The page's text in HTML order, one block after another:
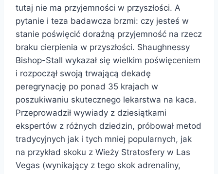
tutaj nie ma przyjemności w przyszłości. A
pytanie i teza badawcza brzmi: czy jesteś w
stanie poświęcić doraźną przyjemność na rzecz
braku cierpienia w przyszłości. Shaughnessy
Bishop-Stall wykazał się wielkim poświęceniem
i rozpoczął swoją trwającą dekadę
peregrynację po ponad 35 krajach w
poszukiwaniu skutecznego lekarstwa na kaca.
Przeprowadził wywiady z dziesiątkami
ekspertów z różnych dziedzin, próbował metod
tradycyjnych jak i tych mniej popularnych, jak
na przykład skoku z Wieży Stratosfery w Las
Vegas (wynikający z tego skok adrenaliny,